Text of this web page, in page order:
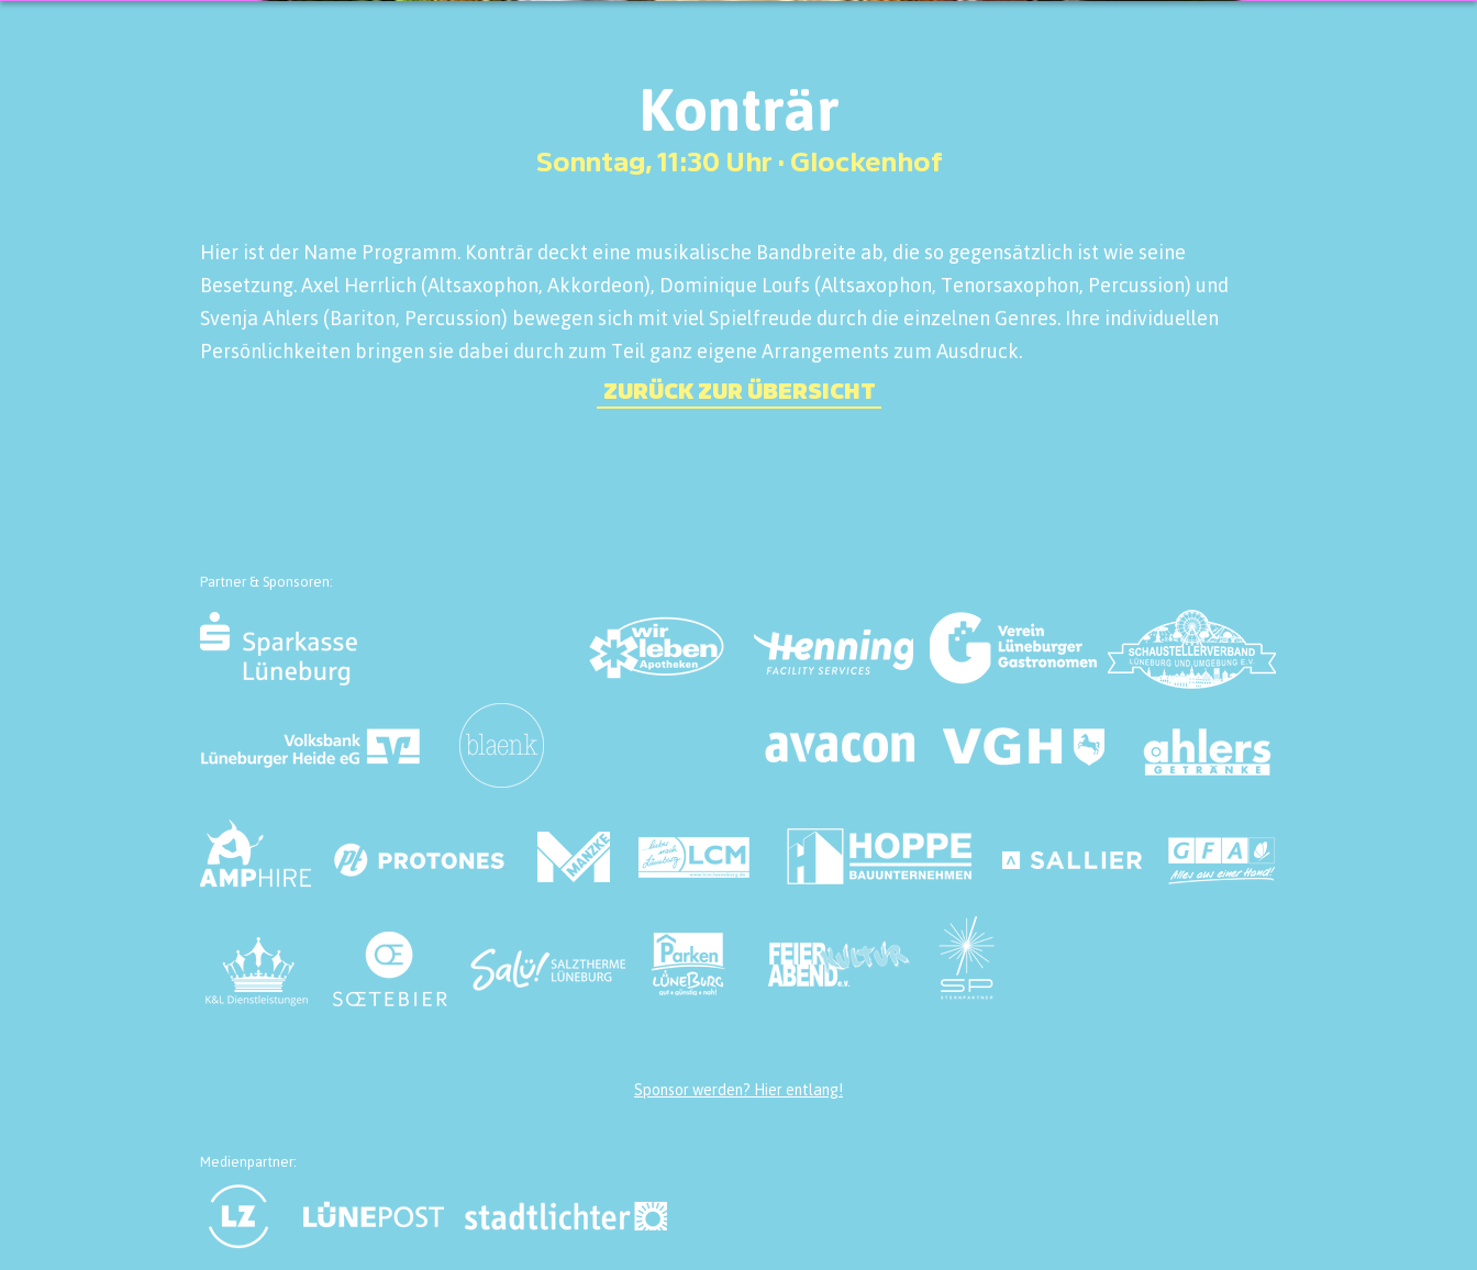
Konträr
Sonntag, 11:30 Uhr · Glockenhof
Hier ist der Name Programm. Konträr deckt eine musikalische Bandbreite ab, die so gegensätzlich ist wie seine
Besetzung. Axel Herrlich (Altsaxophon, Akkordeon), Dominique Loufs (Altsaxophon, Tenorsaxophon, Percussion) und
Svenja Ahlers (Bariton, Percussion) bewegen sich mit viel Spielfreude durch die einzelnen Genres. Ihre individuellen
Persönlichkeiten bringen sie dabei durch zum Teil ganz eigene Arrangements zum Ausdruck.
ZURÜCK ZUR ÜBERSICHT
Partner & Sponsoren:
Sponsor werden? Hier entlang!
Medienpartner: